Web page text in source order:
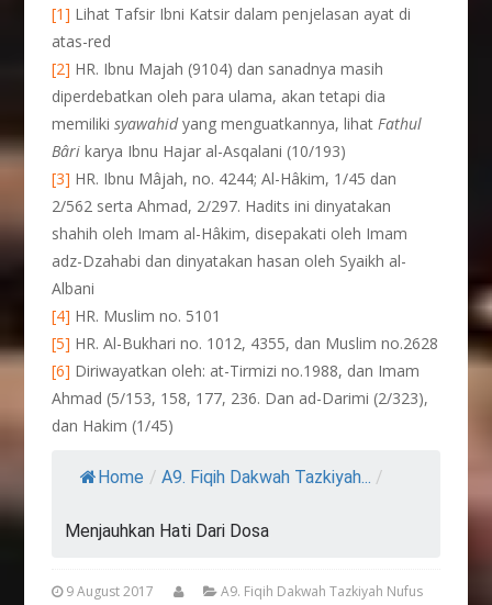
[1] Lihat Tafsir Ibni Katsir dalam penjelasan ayat di
atas-red
[2] HR. Ibnu Majah (9104) dan sanadnya masih
diperdebatkan oleh para ulama, akan tetapi dia
memilikisyawahidyang menguatkannya, lihatFathul
Bâri karya Ibnu Hajar al-Asqalani (10/193)
[3] HR. Ibnu Mâjah, no. 4244; Al-Hâkim, 1/45 dan
2/562 serta Ahmad, 2/297. Hadits ini dinyatakan
shahih oleh Imam al-Hâkim, disepakati oleh Imam
adz-Dzahabi dan dinyatakan hasan oleh Syaikh al-
Albani
[4] HR. Muslim no. 5101
[5] HR. Al-Bukhari no. 1012, 4355, dan Muslim no.2628
[6] Diriwayatkan oleh: at-Tirmizi no.1988, dan Imam
Ahmad (5/153, 158, 177, 236. Dan ad-Darimi (2/323),
dan Hakim (1/45)
Home / A9. Fiqih Dakwah Tazkiyah... /
Menjauhkan Hati Dari Dosa
9 August 2017
A9. Fiqih Dakwah Tazkiyah Nufus